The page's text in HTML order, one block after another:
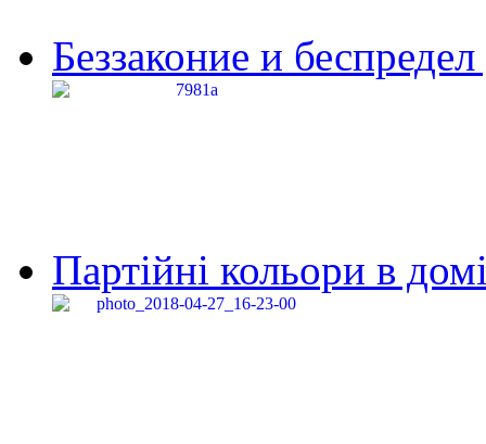
Беззаконие и
Партійні кольори в